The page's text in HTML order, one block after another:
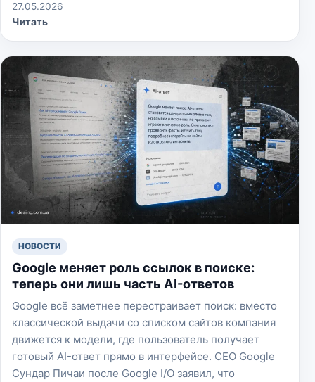
27.05.2026
Читать
НОВОСТИ
Google меняет роль ссылок в поиске:
теперь они лишь часть AI-ответов
Google всё заметнее перестраивает поиск: вместо
классической выдачи со списком сайтов компания
движется к модели, где пользователь получает
готовый AI-ответ прямо в интерфейсе. CEO Google
Сундар Пичаи после Google I/O заявил, что